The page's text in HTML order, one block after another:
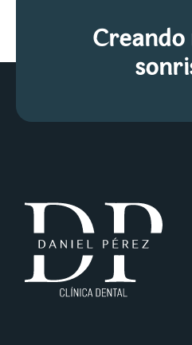
Creando